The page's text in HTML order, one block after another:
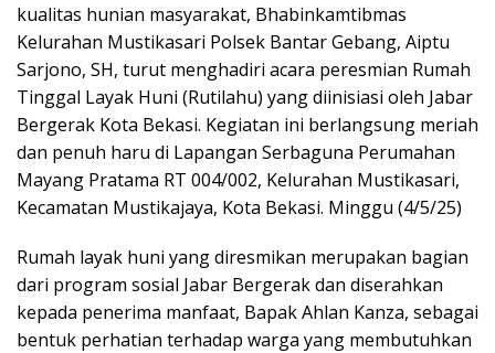
kualitas hunian masyarakat, Bhabinkamtibmas
Kelurahan Mustikasari Polsek Bantar Gebang, Aiptu
Sarjono, SH, turut menghadiri acara peresmian Rumah
Tinggal Layak Huni (Rutilahu) yang diinisiasi oleh Jabar
Bergerak Kota Bekasi. Kegiatan ini berlangsung meriah
dan penuh haru di Lapangan Serbaguna Perumahan
Mayang Pratama RT 004/002, Kelurahan Mustikasari,
Kecamatan Mustikajaya, Kota Bekasi. Minggu (4/5/25)
Rumah layak huni yang diresmikan merupakan bagian
dari program sosial Jabar Bergerak dan diserahkan
kepada penerima manfaat, Bapak Ahlan Kanza, sebagai
bentuk perhatian terhadap warga yang membutuhkan